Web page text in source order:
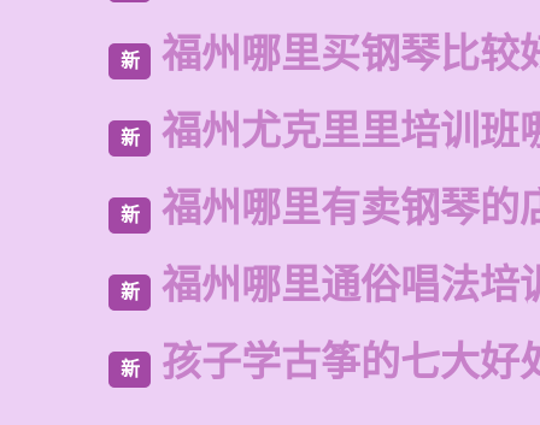
新 福州哪里买钢琴比较
新 福州尤克里里培训班
新 福州哪里有卖钢琴的
新 福州哪里通俗唱法培
新 孩子学古筝的七大好